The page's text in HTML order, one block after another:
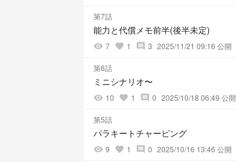
第7話
能力と代償メモ前半(後半未定)
visibility 7 favorite 1 comment 3 2025/11/21 09:16 公開
第6話
ミニシナリオ〜
visibility 10 favorite 1 comment 0 2025/10/18 06:49 公開
第5話
パラキートチャーピング
visibility 9 favorite 1 comment 0 2025/10/16 13:46 公開